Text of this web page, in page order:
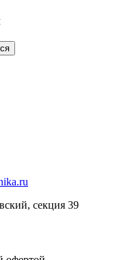
секция 39